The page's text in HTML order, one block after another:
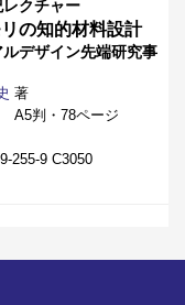
クチャー
の知的材料設計
デザイン先端研究事
著
A5判・78ページ
255-9 C3050